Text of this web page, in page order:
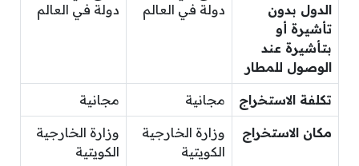
الدول بدون
تأشيرة أو
بتأشيرة عند
الوصول للمطار
دولة في العالم
دولة في العالم
تكلفة الاستخراج مجانية مجانية
مكان الاستخراج
وزارة الخارجية
الكويتية
وزارة الخارجية
الكويتية